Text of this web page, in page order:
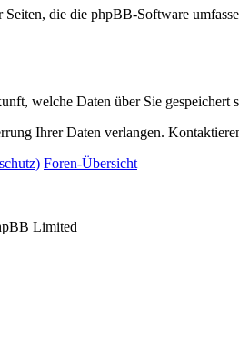
die die phpBB-Software
welche Daten über Sie gespeichert
Ihrer Daten verlangen.
Foren-Übersicht
Limited